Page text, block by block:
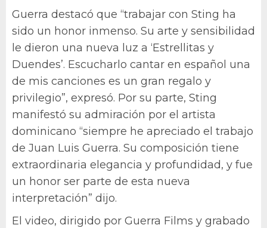
Guerra destacó que “trabajar con Sting ha
sido un honor inmenso. Su arte y sensibilidad
le dieron una nueva luz a ‘Estrellitas y
Duendes’. Escucharlo cantar en español una
de mis canciones es un gran regalo y
privilegio”, expresó. Por su parte, Sting
manifestó su admiración por el artista
dominicano “siempre he apreciado el trabajo
de Juan Luis Guerra. Su composición tiene
extraordinaria elegancia y profundidad, y fue
un honor ser parte de esta nueva
interpretación” dijo.
El video, dirigido por Guerra Films y grabado